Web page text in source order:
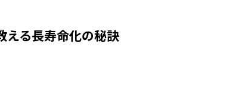
える長寿命化の秘訣